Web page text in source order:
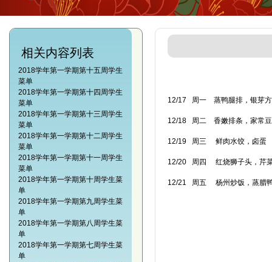
相关内容列表
2018学年第一学期第十五周学生
菜单
2018学年第一学期第十四周学生
菜单
2018学年第一学期第十三周学生
菜单
2018学年第一学期第十二周学生
菜单
2018学年第一学期第十一周学生
菜单
2018学年第一学期第十周学生菜
单
2018学年第一学期第九周学生菜
单
2018学年第一学期第八周学生菜
单
2018学年第一学期第七周学生菜
单
12/17 周一 蒸鸭腿排，银芽方
12/18 周二 香嫩排条，家常豆
12/19 周三 鲜肉水饺，卤蛋
12/20 周四 红烧狮子头，芹
12/21 周五 杨州炒饭，蒸腊